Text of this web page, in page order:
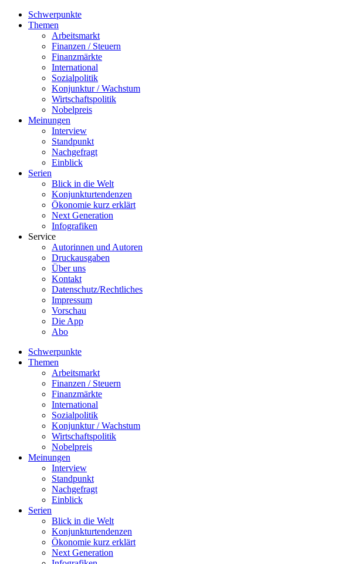
Schwerpunkte
Themen
Arbeitsmarkt
Finanzen / Steuern
Finanzmärkte
International
Sozialpolitik
Konjunktur / Wachstum
Wirtschaftspolitik
Nobelpreis
Meinungen
Interview
Standpunkt
Nachgefragt
Einblick
Serien
Blick in die Welt
Konjunkturtendenzen
Ökonomie kurz erklärt
Next Generation
Infografiken
Service
Autorinnen und Autoren
Druckausgaben
Über uns
Kontakt
Datenschutz/Rechtliches
Impressum
Vorschau
Die App
Abo
Schwerpunkte
Themen
Arbeitsmarkt
Finanzen / Steuern
Finanzmärkte
International
Sozialpolitik
Konjunktur / Wachstum
Wirtschaftspolitik
Nobelpreis
Meinungen
Interview
Standpunkt
Nachgefragt
Einblick
Serien
Blick in die Welt
Konjunkturtendenzen
Ökonomie kurz erklärt
Next Generation